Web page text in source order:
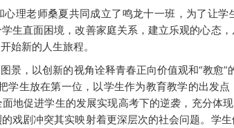
心理老师桑夏共同成立了鸣龙十一班，为了让
生直面困境，改善家庭关系，建立乐观的心态，
始新的人生旅程。
景，以创新的视角诠释青春正向价值观和“教愈”
学生放在第一位，以学生作为教育教学的出发
地促进学生的发展实现高考下的逆袭，充分体
戏剧冲突其实映射着更深层次的社会问题。学